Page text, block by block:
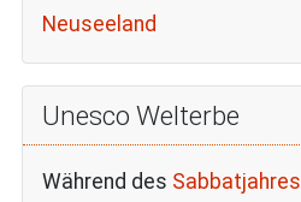
Neuseeland
Unesco Welterbe
Während des Sabbatjahres